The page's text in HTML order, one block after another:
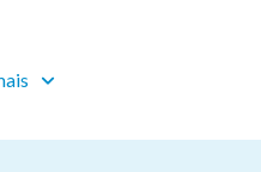
foram extraídos